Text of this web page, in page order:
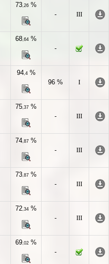
73,26 %
-
III
68,64 %
-
94,4%
96 %
I
75,37 %
-
III
74,87 %
-
III
73,87 %
-
III
72,34 %
-
III
69,02 %
-